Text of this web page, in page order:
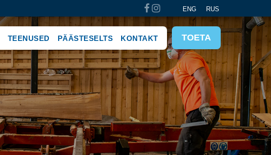
ENG RUS
TEENUSED PÄÄSTESELTS KONTAKT TOETA